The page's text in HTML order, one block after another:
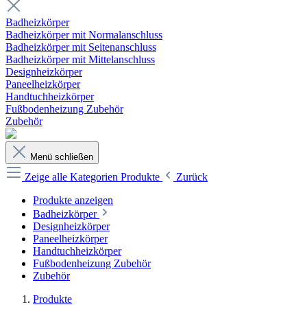
Badheizkörper
Badheizkörper mit Normalanschluss
Badheizkörper mit Seitenanschluss
Badheizkörper mit Mittelanschluss
Designheizkörper
Paneelheizkörper
Handtuchheizkörper
Fußbodenheizung Zubehör
Zubehör
Menü schließen
Zeige alle Kategorien Produkte
Zurück
Produkte anzeigen
Badheizkörper
Designheizkörper
Paneelheizkörper
Handtuchheizkörper
Fußbodenheizung Zubehör
Zubehör
Produkte